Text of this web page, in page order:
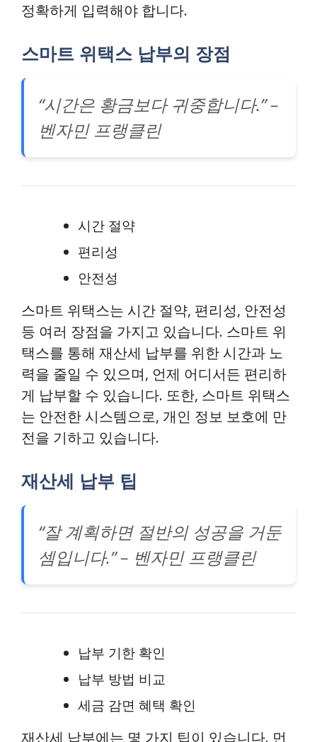
정확하게 입력해야 합니다.
스마트 위택스 납부의 장점
“시간은 황금보다 귀중합니다.” –
벤자민 프랭클린
시간 절약
편리성
안전성
스마트 위택스는 시간 절약, 편리성, 안전성
등 여러 장점을 가지고 있습니다. 스마트 위
택스를 통해 재산세 납부를 위한 시간과 노
력을 줄일 수 있으며, 언제 어디서든 편리하
게 납부할 수 있습니다. 또한, 스마트 위택스
는 안전한 시스템으로, 개인 정보 보호에 만
전을 기하고 있습니다.
재산세 납부 팁
“잘 계획하면 절반의 성공을 거둔
셈입니다.” – 벤자민 프랭클린
납부 기한 확인
납부 방법 비교
세금 감면 혜택 확인
재산세 납부에는 몇 가지 팁이 있습니다. 먼